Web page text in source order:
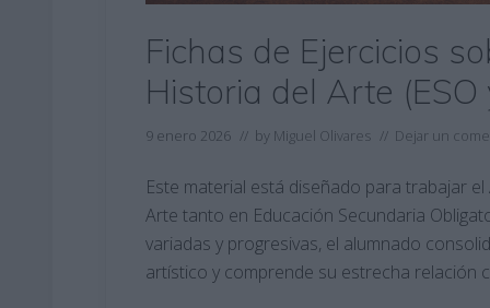
Fichas de Ejercicios
Historia del Arte
9 enero 2026 // by Miguel Olivares // Dejar un
Este material está diseñado para trabajar
Arte tanto en Educación Secundaria
variadas y progresivas, el alumnado
artístico y comprende su estrecha relación